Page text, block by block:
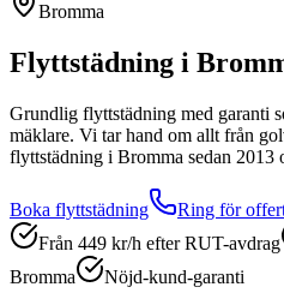
Bromma
Flyttstädning i
Grundlig flyttstädning med garanti
mäklare. Vi tar hand om allt från
flyttstädning i Bromma sedan 2013
Boka flyttstädning
Ring för
Från 449 kr/h efter RUT-avdrag
Bromma
Nöjd-kund-garanti